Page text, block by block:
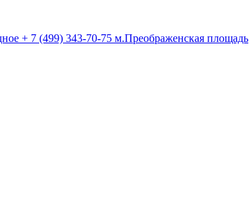
+ 7 (499) 343-70-75 м.Преображенская площадь